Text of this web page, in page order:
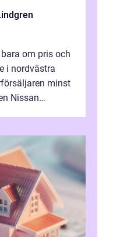
om pris och
i nordvästra
minst
Nissan